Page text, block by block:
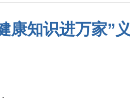
康知识进万家”义